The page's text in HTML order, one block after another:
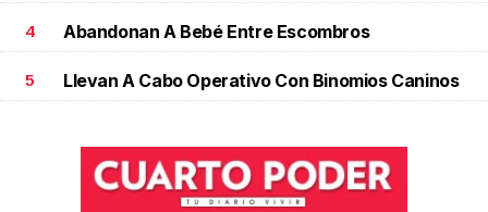
4 Abandonan A Bebé Entre Escombros
5 Llevan A Cabo Operativo Con Binomios Caninos